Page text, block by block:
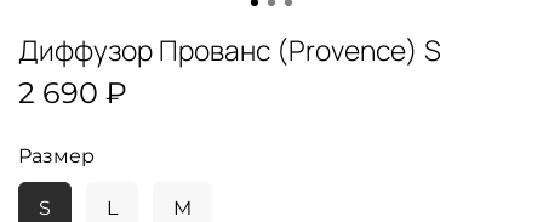
Диффузор Прованс (Provence) S
2 690 ₽
Размер
S L M